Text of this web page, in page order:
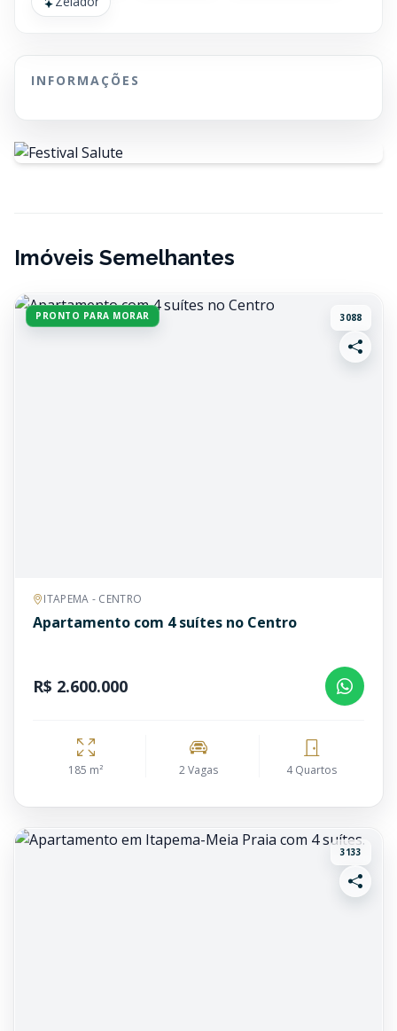
INFORMAÇÕES
Imóveis Semelhantes
PRONTO PARA MORAR 3088
ITAPEMA - CENTRO
Apartamento com 4 suítes no Centro
R$ 2.600.000
185 m² 2 Vagas 4 Quartos
3133